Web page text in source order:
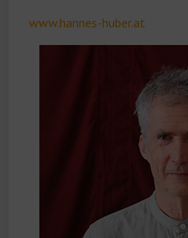
www.hannes-huber.at